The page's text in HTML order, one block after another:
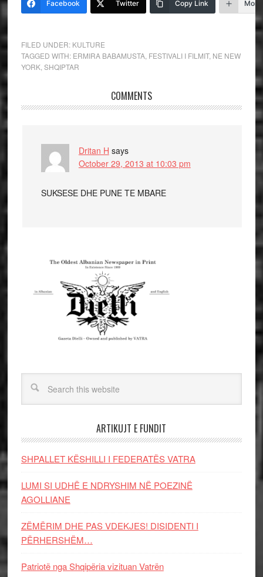
Facebook Twitter Copy Link More
FILED UNDER: KULTURE
TAGGED WITH: ERMIRA BABAMUSTA, FESTIVALI I FILMIT, NE NEW
YORK, SHQIPTAR
COMMENTS
Dritan H says
October 29, 2013 at 10:03 pm
SUKSESE DHE PUNE TE MBARE
ARTIKUJT E FUNDIT
SHPALLET KËSHILLI I FEDERATËS VATRA
LUMI SI UDHË E NDRYSHIM NË POEZINË
AGOLLIANE
ZËMËRIM DHE PAS VDEKJES! DISIDENTI I
PËRHERSHËM…
Patriotë nga Shqipëria vizituan Vatrën